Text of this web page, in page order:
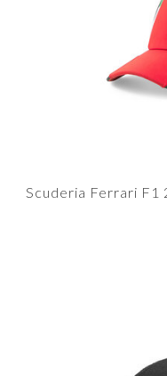
Scuderia Ferrari F1